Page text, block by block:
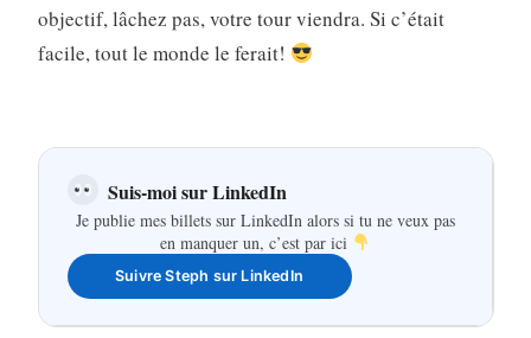
objectif, lâchez pas, votre tour viendra. Si c’était
facile, tout le monde le ferait!
Suis-moi sur LinkedIn
Je publie mes billets sur LinkedIn alors si tu ne veux pas
en manquer un, c’est par ici
Suivre Steph sur LinkedIn